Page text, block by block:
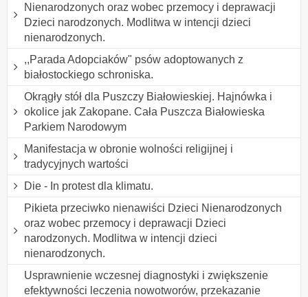
Nienarodzonych oraz wobec przemocy i deprawacji
Dzieci narodzonych. Modlitwa w intencji dzieci
nienarodzonych.
,,Parada Adopciaków" psów adoptowanych z
białostockiego schroniska.
Okrągły stół dla Puszczy Białowieskiej. Hajnówka i
okolice jak Zakopane. Cała Puszcza Białowieska
Parkiem Narodowym
Manifestacja w obronie wolności religijnej i
tradycyjnych wartości
Die - In protest dla klimatu.
Pikieta przeciwko nienawiści Dzieci Nienarodzonych
oraz wobec przemocy i deprawacji Dzieci
narodzonych. Modlitwa w intencji dzieci
nienarodzonych.
Usprawnienie wczesnej diagnostyki i zwiększenie
efektywności leczenia nowotworów, przekazanie